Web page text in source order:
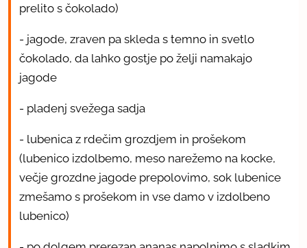
prelito s čokolado)
- jagode, zraven pa skleda s temno in svetlo
čokolado, da lahko gostje po želji namakajo
jagode
- pladenj svežega sadja
- lubenica z rdečim grozdjem in prošekom
(lubenico izdolbemo, meso narežemo na kocke,
večje grozdne jagode prepolovimo, sok lubenice
zmešamo s prošekom in vse damo v izdolbeno
lubenico)